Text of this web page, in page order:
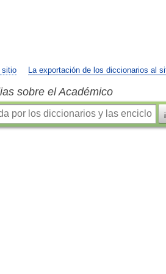
sitio La exportación de los diccionarios al
sobre el Académico